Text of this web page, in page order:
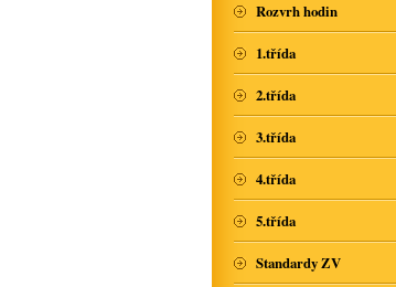
Rozvrh hodin
1.třída
2.třída
3.třída
4.třída
5.třída
Standardy ZV